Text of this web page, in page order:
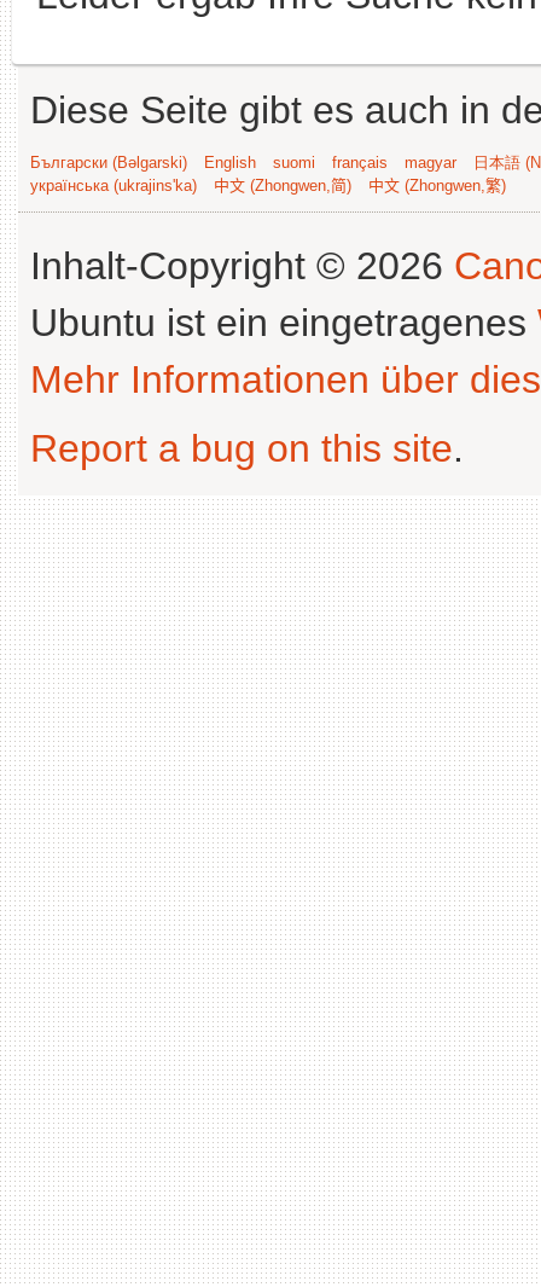
Diese Seite gibt es auch in
Български (Bəlgarski) English suomi français magyar
日本語
українська (ukrajins'ka)
中文 (Zhongwen,简) 中文 (Zhongwen,繁)
Inhalt-Copyright © 2026
Ubuntu ist ein eingetragenes
Mehr Informationen über
Report a bug on this site.